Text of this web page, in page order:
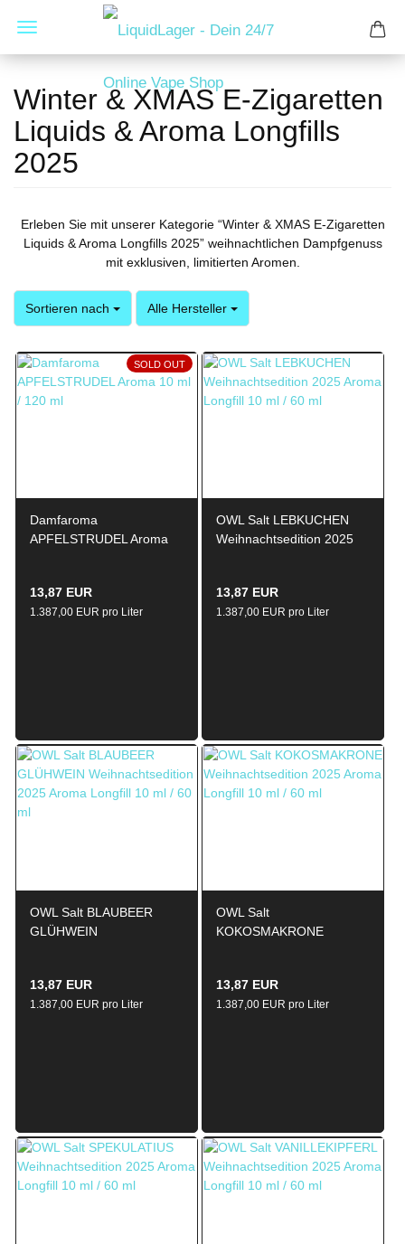
Winter & XMAS E-Zigaretten
Liquids & Aroma Longfills
2025
Erleben Sie mit unserer Kategorie “Winter & XMAS E-Zigaretten
Liquids & Aroma Longfills 2025” weihnachtlichen Dampfgenuss
mit exklusiven, limitierten Aromen.
Sortieren nach
Sortieren nach Alle Hersteller
pro Seite
SOLD OUT
Damfaroma
APFELSTRUDEL Aroma
13,87 EUR
1.387,00 EUR pro Liter
OWL Salt LEBKUCHEN
Weihnachtsedition 2025
13,87 EUR
1.387,00 EUR pro Liter
OWL Salt BLAUBEER
GLÜHWEIN
13,87 EUR
1.387,00 EUR pro Liter
OWL Salt
KOKOSMAKRONE
13,87 EUR
1.387,00 EUR pro Liter